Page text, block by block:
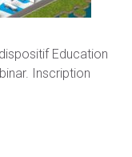
Education
Inscription